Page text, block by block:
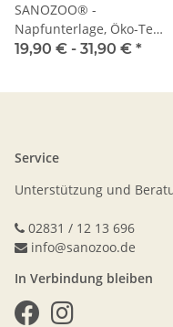
SANOZOO® -
Napfunterlage, Öko-Tex,
Blatt
19,90 € - 31,90 € *
Service
Unterstützung und
02831 / 12 13 696
info@sanozoo.de
In Verbindung bleiben